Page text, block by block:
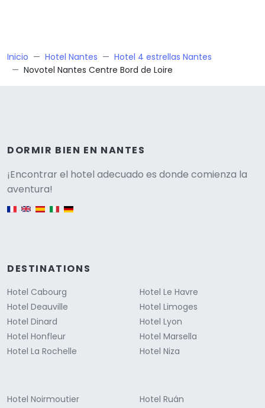
Inicio Hotel Nantes
Hotel 4 estrellas Nantes
Novotel Nantes Centre Bord de Loire
DORMIR BIEN EN NANTES
¡Encontrar el hotel adecuado es donde comienza la
aventura!
English version
DESTINATIONS
Hotel Cabourg
Hotel Deauville
Hotel Dinard
Hotel Honfleur
Hotel La Rochelle
Hotel Le Havre
Hotel Limoges
Hotel Lyon
Hotel Marsella
Hotel Niza
Hotel Noirmoutier Hotel Ruán